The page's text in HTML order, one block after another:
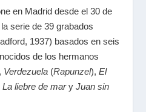
en Madrid desde el 30 de
serie de 39 grabados
1937) basados en seis
de los hermanos
, Verdezuela (Rapunzel),El
La liebre de maryJuan sin